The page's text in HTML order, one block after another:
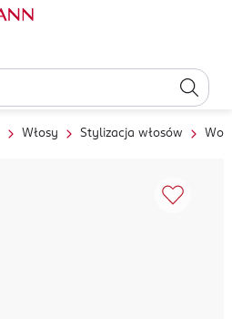
Włosy Stylizacja włosów